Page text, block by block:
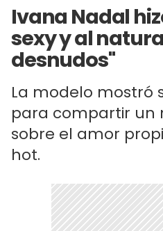
Ivana Nadal
sexy y al
desnudos"
La modelo mostró
para compartir un
sobre el amor
hot.